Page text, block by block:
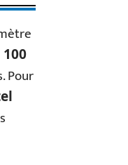
Pour